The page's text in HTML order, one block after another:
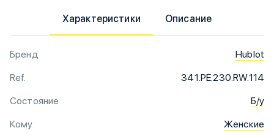
Характеристики Описание
Бренд
Hublot
Ref.
341.PE.230.RW.114
Состояние
Б/у
Кому
Женские